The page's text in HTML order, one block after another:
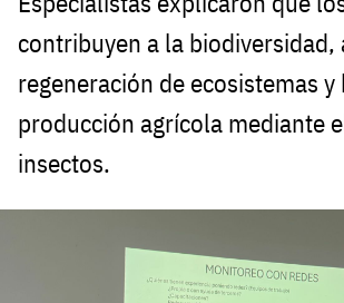
contribuyen a la biodiversidad,
regeneración de ecosistemas
producción agrícola mediante
insectos.